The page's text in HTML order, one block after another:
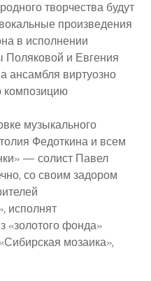
творчества будут
произведения
в исполнении
Поляковой и Евгения
ансамбля виртуозно
композицию
музыкального
Федоткина и всем
— солист Павел
со своим задором
исполнят
«золотого фонда»
мозаика»,